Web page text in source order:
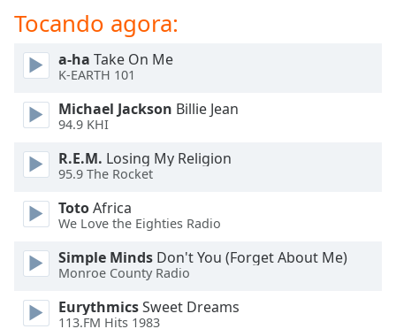
subtitles
settings
dialog
subtitles
selected
Track
in-
Picture
This
modal
Tocando agora:
a-ha Take On Me
K-EARTH 101
Michael Jackson Billie Jean
94.9 KHI
R.E.M. Losing My Religion
95.9 The Rocket
TotoAfrica
We Love the Eighties Radio
Simple Minds Don't You (Forget About Me)
Monroe County Radio
EurythmicsSweet Dreams
113.FM Hits 1983